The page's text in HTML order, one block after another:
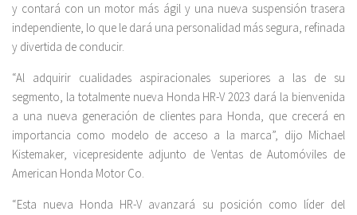
y contará con un motor más ágil y una nueva suspensión trasera
independiente, lo que le dará una personalidad más segura, refinada
y divertida de conducir.
“Al adquirir cualidades aspiracionales superiores a las de su
segmento, la totalmente nueva Honda HR-V 2023 dará la bienvenida
a una nueva generación de clientes para Honda, que crecerá en
importancia como modelo de acceso a la marca”, dijo Michael
Kistemaker, vicepresidente adjunto de Ventas de Automóviles de
American Honda Motor Co.
“Esta nueva Honda HR-V avanzará su posición como líder del